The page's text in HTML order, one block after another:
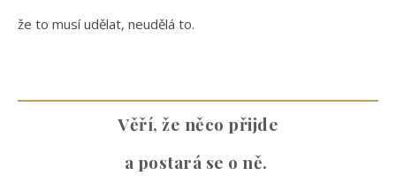
že to musí udělat, neudělá to.
Věří, že něco přijde
a postará se o ně.